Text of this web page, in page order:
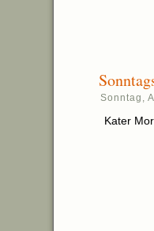
Sonntag,
Kater